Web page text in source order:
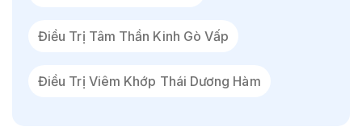
Điều Trị Tâm Thần Kinh Gò Vấp
Điều Trị Viêm Khớp Thái Dương Hàm